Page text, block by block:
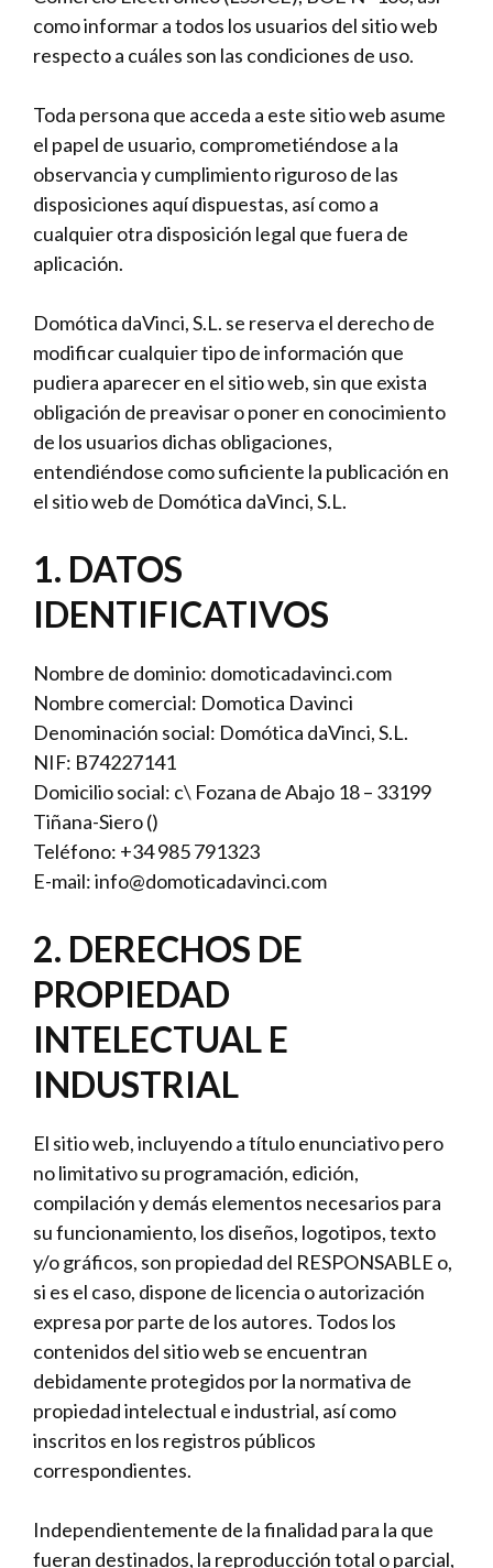
como informar a todos los usuarios del sitio web
respecto a cuáles son las condiciones de uso.
Toda persona que acceda a este sitio web asume
el papel de usuario, comprometiéndose a la
observancia y cumplimiento riguroso de las
disposiciones aquí dispuestas, así como a
cualquier otra disposición legal que fuera de
aplicación.
Domótica daVinci, S.L. se reserva el derecho de
modificar cualquier tipo de información que
pudiera aparecer en el sitio web, sin que exista
obligación de preavisar o poner en conocimiento
de los usuarios dichas obligaciones,
entendiéndose como suficiente la publicación en
el sitio web de Domótica daVinci, S.L.
1. DATOS
IDENTIFICATIVOS
Nombre de dominio: domoticadavinci.com
Nombre comercial: Domotica Davinci
Denominación social: Domótica daVinci, S.L.
NIF: B74227141
Domicilio social: c\ Fozana de Abajo 18 – 33199
Tiñana-Siero ()
Teléfono: +34 985 791323
E-mail: info@domoticadavinci.com
2. DERECHOS DE
PROPIEDAD
INTELECTUAL E
INDUSTRIAL
El sitio web, incluyendo a título enunciativo pero
no limitativo su programación, edición,
compilación y demás elementos necesarios para
su funcionamiento, los diseños, logotipos, texto
y/o gráficos, son propiedad del RESPONSABLE o,
si es el caso, dispone de licencia o autorización
expresa por parte de los autores. Todos los
contenidos del sitio web se encuentran
debidamente protegidos por la normativa de
propiedad intelectual e industrial, así como
inscritos en los registros públicos
correspondientes.
Independientemente de la finalidad para la que
fueran destinados, la reproducción total o parcial,